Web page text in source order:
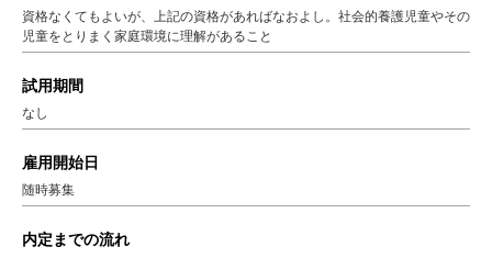
資格なくてもよいが、上記の資格があればなおよし。社会的養護児童やその
児童をとりまく家庭環境に理解があること
試用期間
なし
雇用開始日
随時募集
内定までの流れ